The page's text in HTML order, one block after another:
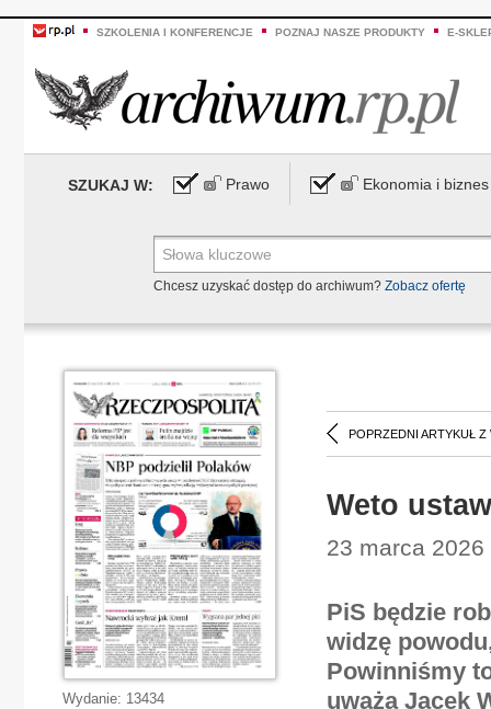
SZKOLENIA I KONFERENCJE POZNAJ NASZE PRODUKTY E-
SZUKAJ W: Prawo Ekonomia i biznes
Chcesz uzyskać dostęp do archiwum? Zobacz ofertę
POPRZEDNI ARTYKUŁ Z
Weto
23 marca
PiS będzie
widzę
Powinniśmy
uważa Jacek
Wydanie: 13434